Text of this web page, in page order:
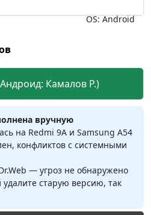
OS: Android
Камалов Р.)
вручную
на Redmi 9A и Samsung A54
конфликтов с системными
— угроз не обнаружено
удалите старую версию, так